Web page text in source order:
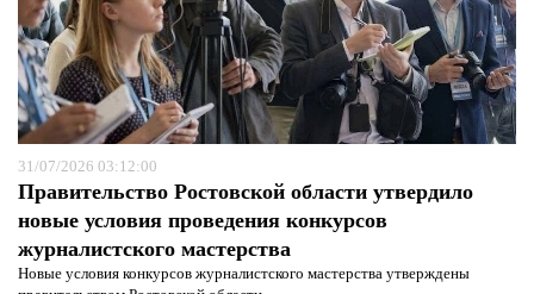
31/07/2026 03:12:00
Правительство Ростовской области утвердило
новые условия проведения конкурсов
журналистского мастерства
Новые условия конкурсов журналистского мастерства утверждены